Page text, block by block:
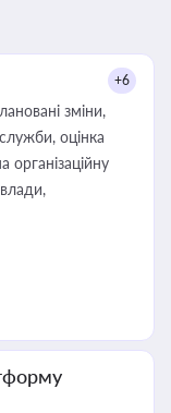
+6
зміни,
оцінка
організаційну